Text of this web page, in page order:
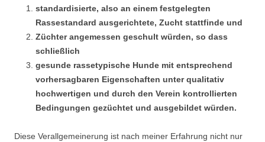
standardisierte, also an einem festgelegten
Rassestandard ausgerichtete, Zucht stattfinde und
Züchter angemessen geschult würden, so dass
schließlich
gesunde rassetypische Hunde mit entsprechend
vorhersagbaren Eigenschaften unter qualitativ
hochwertigen und durch den Verein kontrollierten
Bedingungen gezüchtet und ausgebildet würden.
Diese Verallgemeinerung ist nach meiner Erfahrung nicht nur